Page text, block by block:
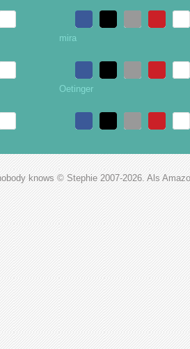
mira
Oetinger
knows © Stephie 2007-2026. Als